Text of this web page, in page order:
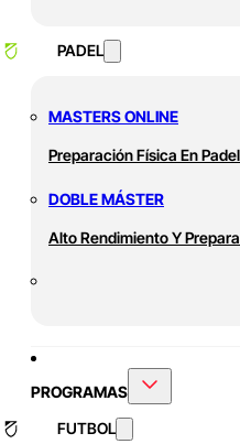
PADEL
MASTERS ONLINE
Preparación Física En Padel
DOBLE MÁSTER
Alto Rendimiento Y
PROGRAMAS
FUTBOL